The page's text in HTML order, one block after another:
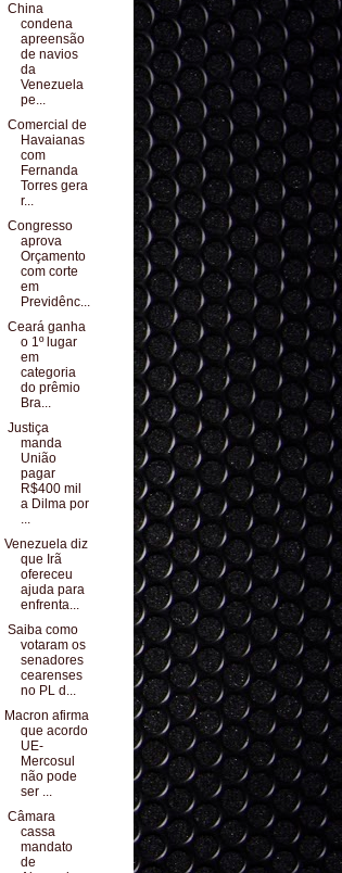
China
condena
apreensão
de navios
da
Venezuela
pe...
Comercial de
Havaianas
com
Fernanda
Torres gera
r...
Congresso
aprova
Orçamento
com corte
em
Previdênc...
Ceará ganha
o 1º lugar
em
categoria
do prêmio
Bra...
Justiça
manda
União
pagar
R$400 mil
a Dilma por
...
Venezuela diz
que Irã
ofereceu
ajuda para
enfrenta...
Saiba como
votaram os
senadores
cearenses
no PL d...
Macron afirma
que acordo
UE-
Mercosul
não pode
ser ...
Câmara
cassa
mandato
de